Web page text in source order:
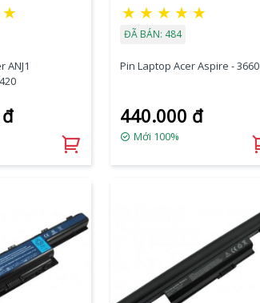
★
ANJ1
★ ★ ★ ★ ★
ĐÃ BÁN: 484
Pin Laptop Acer Aspire - 3660
440.000 đ
Mới 100%